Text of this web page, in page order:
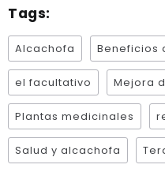
Tags:
Alcachofa Beneficios
el facultativo Mejora
Plantas medicinales
Salud y alcachofa